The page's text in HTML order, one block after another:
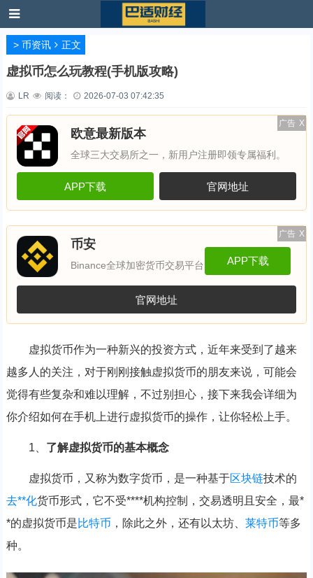
> 币资讯 正文
虚拟币怎么玩教程(手机版攻略)
LR 阅读： 2026-07-03 07:42:35
广告 X
欧意最新版本
全球三大交易所之一，新用户注册即领专属福利。
APP下载 官网地址
广告 X
币安
Binance全球加密货币交易平台 APP下载
官网地址
虚拟货币作为一种新兴的投资方式，近年来受到了越来
越多人的关注，对于刚刚接触虚拟货币的朋友来说，可能会
觉得有些复杂和难以理解，不过别担心，接下来我会详细为
你介绍如何在手机上进行虚拟货币的操作，让你轻松上手。
1、 了解虚拟货币的基本概念
虚拟货币，又称为数字货币，是一种基于区块链技术的
去**化货币形式，它不受****机构控制，交易透明且安全，最*
*的虚拟货币是比特币 ，除此之外，还有以太坊、 莱特币等多
种。